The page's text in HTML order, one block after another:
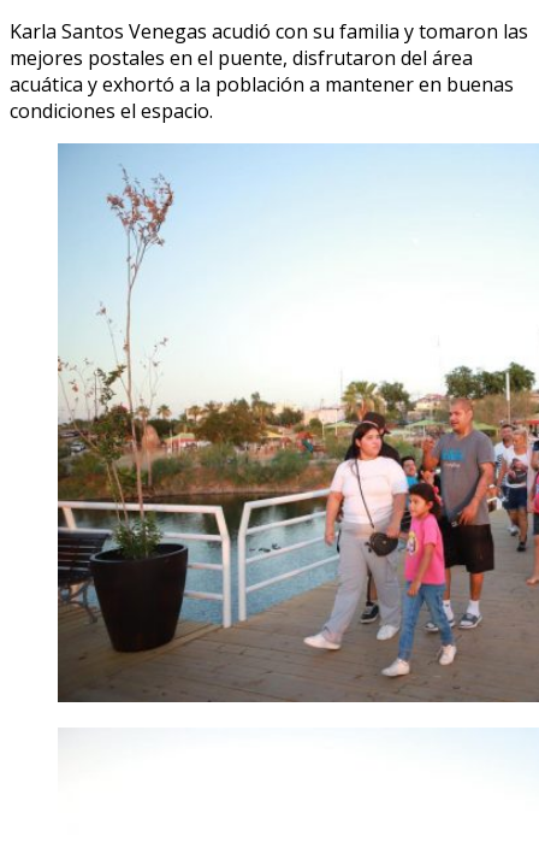
Karla Santos Venegas acudió con su familia y tomaron las
mejores postales en el puente, disfrutaron del área
acuática y exhortó a la población a mantener en buenas
condiciones el espacio.